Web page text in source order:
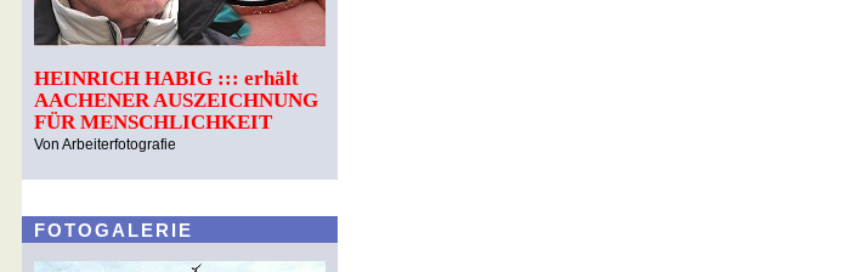
HEINRICH HABIG ::: erhält
AACHENER AUSZEICHNUNG
FÜR MENSCHLICHKEIT
Von Arbeiterfotografie
FOTOGALERIE